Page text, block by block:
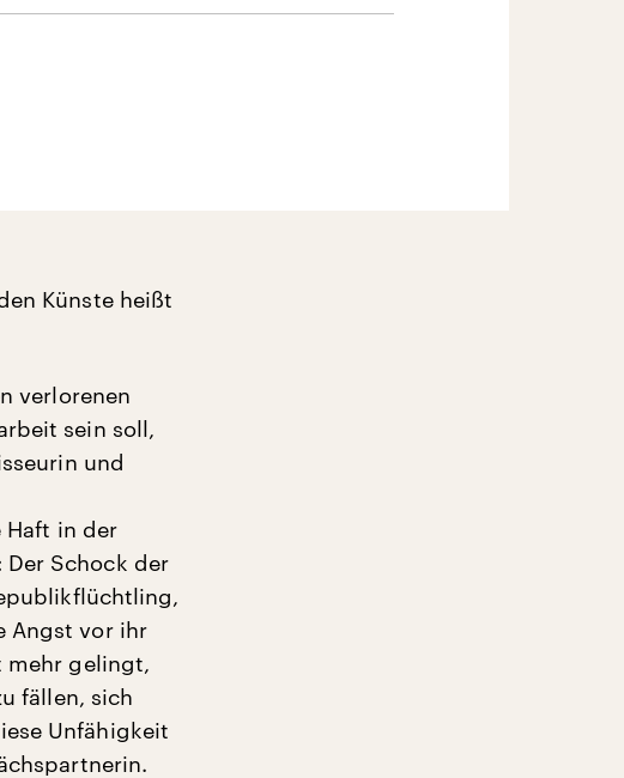
Künste heißt
verlorenen
sein soll,
und
Haft in der
Der Schock der
Angst vor ihr
mehr gelingt,
fällen, sich
Unfähigkeit